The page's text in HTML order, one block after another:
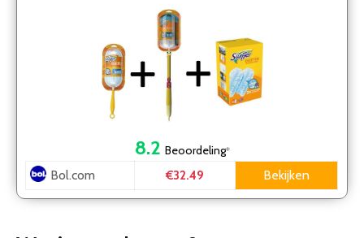
8.2 Beoordeling*
Bol.com €32.49 Bekijken